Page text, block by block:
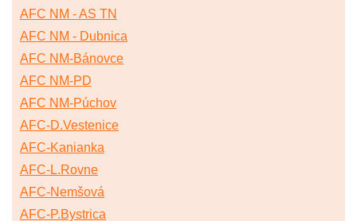
AFC NM - AS TN
AFC NM - Dubnica
AFC NM-Bánovce
AFC NM-PD
AFC NM-Púchov
AFC-D.Vestenice
AFC-Kanianka
AFC-L.Rovne
AFC-Nemšová
AFC-P.Bystrica